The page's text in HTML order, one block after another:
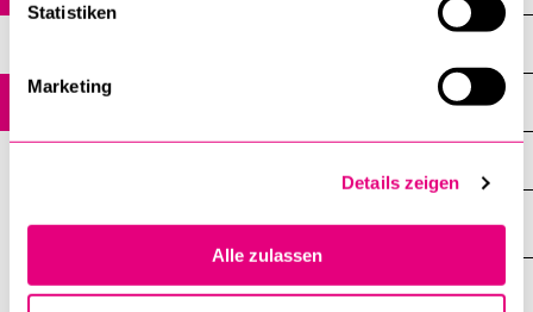
Statistiken
Marketing
Details zeigen
Alle zulassen
Agenda
DIE UNI FÜR ...
ZEIGE